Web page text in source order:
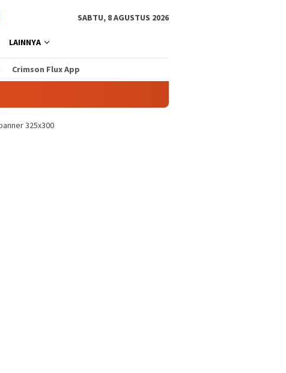
SABTU, 8 AGUSTUS 2026
LAINNYA
Crimson Flux App